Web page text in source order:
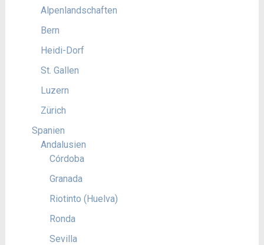
Alpenlandschaften
Bern
Heidi-Dorf
St. Gallen
Luzern
Zürich
Spanien
Andalusien
Córdoba
Granada
Riotinto (Huelva)
Ronda
Sevilla